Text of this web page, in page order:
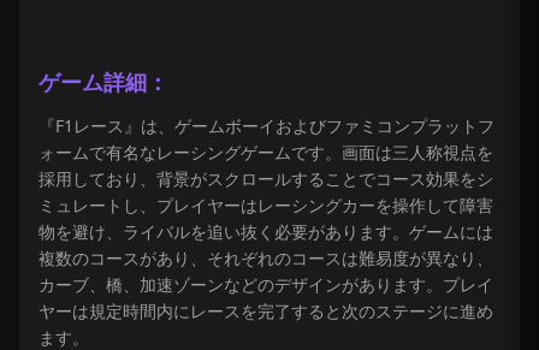
ゲーム詳細：
『F1レース』は、ゲームボーイおよびファミコンプラットフ
ォームで有名なレーシングゲームです。画面は三人称視点を
採用しており、背景がスクロールすることでコース効果をシ
ミュレートし、プレイヤーはレーシングカーを操作して障害
物を避け、ライバルを追い抜く必要があります。ゲームには
複数のコースがあり、それぞれのコースは難易度が異なり、
カーブ、橋、加速ゾーンなどのデザインがあります。プレイ
ヤーは規定時間内にレースを完了すると次のステージに進め
ます。